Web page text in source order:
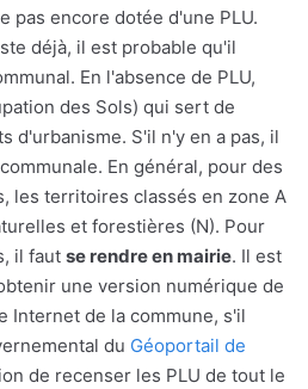
pas encore dotée d'une PLU.
déjà, il est probable qu'il
En l'absence de PLU,
des Sols) qui sert de
d'urbanisme. S'il n'y en a pas, il
En général, pour des
les territoires classés en zone A
et forestières (N). Pour
il faut se rendre en mairie. Il est
une version numérique de
Internet de la commune, s'il
du Géoportail de
de recenser les PLU de tout le